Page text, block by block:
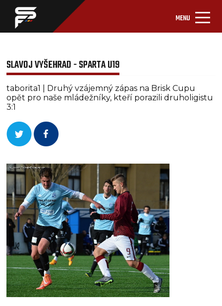
MENU
SLAVOJ VYŠEHRAD - SPARTA U19
taborita1 | Druhý vzájemný zápas na Brisk Cupu
opět pro naše mládežníky, kteří porazili druholigistu
3:1